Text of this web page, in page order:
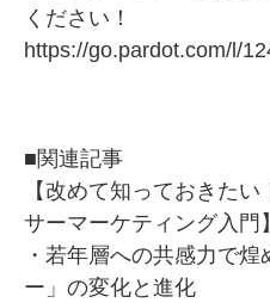
ください！
https://go.pardot.com/l/
■関連記事
【改めて知っておきた
サーマーケティング入門】
・若年層への共感力で
ー」の変化と進化